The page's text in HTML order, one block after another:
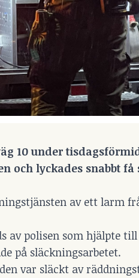
10 under
och lyckades snabbt
av ett larm
av polisen som hjälpte
på släckningsarbetet.
var släckt av